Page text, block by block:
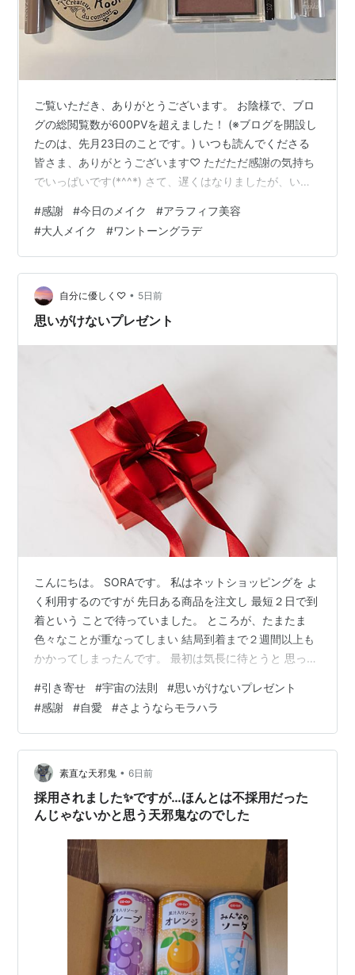
ご覧いただき、ありがとうございます。 お陰様で、ブロ
グの総閲覧数が600PVを超えました！ (※ブログを開設し
たのは、先月23日のことです。) いつも読んでくださる
皆さま、ありがとうございます♡ ただただ感謝の気持ち
でいっぱいです(*^^*) さて、遅くはなりましたが、いつ
イクのアイテムです。 タイトルの通り、マキアージュの
プラムキス、 それ以外は軸枠コスメのみの使用アイシャ
ドウです。 そして、その仕上がりはと言いますと、 メイ
クセラピー検定3級に合格した記念も兼ねて、 「認定メ
イクセラピーガイド」に相応しい、 "癒し系"のメイクを
意識して…
#感謝 #今日のメイク #アラフィフ美容
#大人メイク #ワントーングラデ
自分に優しく♡ • 5日前
思いがけないプレゼント
こんにちは。 SORAです。 私はネットショッピングを よ
く利用するのですが 先日ある商品を注文し 最短２日で到
着という ことで待っていました。 ところが、たまたま
色々なことが重なってしまい 結局到着まで２週間以上も
かかってしまったんです。 最初は気長に待とうと 思って
な？ と不安になってきました。 でも進捗状況をメールで
やり取りしていたショップさんは すごく丁寧で何度もお
詫びされて いて、誰も悪くないんだし とにかく待とうと
最後は 考えるのをやめていました。 で、ようやく到着。
届いてびっくり！ ショップさんからお待たせしたと い…
#引き寄せ #宇宙の法則 #思いがけないプレゼント
#感謝 #自愛 #さようならモラハラ
素直な天邪鬼 • 6日前
採用されました✨ですが…ほんとは不採用だった
んじゃないかと思う天邪鬼なのでした